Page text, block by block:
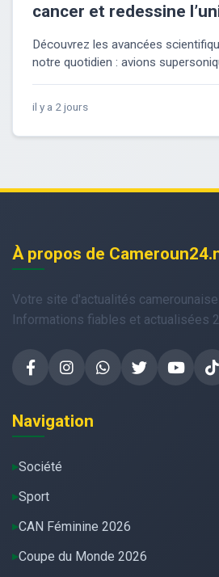
cancer et redessine
Découvrez les avancées
notre quotidien : avions
il y a 2 jours
À propos de
Votre site d'actualités
Informations fiables et actualisées
Navigation
Société
Sport
CAN Féminine 2026
Coupe du Monde 2026